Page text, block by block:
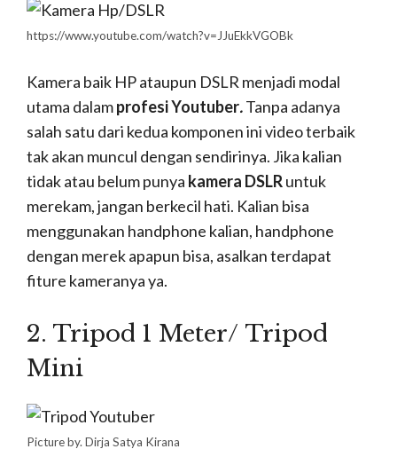
accessories/headphones-speakers
Selain kualitas video yang baik, kalian juga harus
memperhatikan kualitas audio kalian calon
Youtuber terkenal.
Karna sebagus apapun video
kalian, lighting kalian tanpa audio yang menunjang
juga tidak bisa menghasilkan apa-apa. Para
penonton dan calon
suscriber
kalian juga ingin
menyaksikan sajian video dan audio yang oke, jadi
earphone/headshet dalam merekam video.
Gunanya apa? yaitu tadi, agar kalian bisa
menghasilkan audio yang jernih, karna audio kalian
merekam langsung.